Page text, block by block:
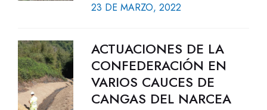
23 DE MARZO, 2022
ACTUACIONES DE LA
CONFEDERACIÓN EN
VARIOS CAUCES DE
CANGAS DEL NARCEA